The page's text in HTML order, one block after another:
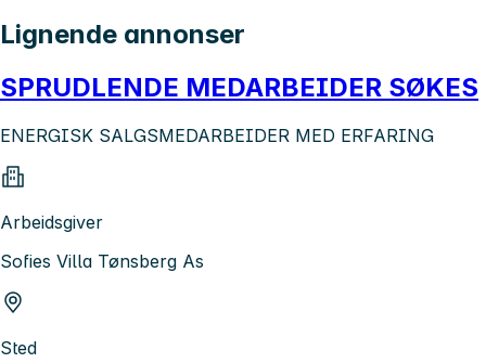
Lignende annonser
SPRUDLENDE MEDARBEIDER SØKES
ENERGISK SALGSMEDARBEIDER MED ERFARING
Arbeidsgiver
Sofies Villa Tønsberg As
Sted